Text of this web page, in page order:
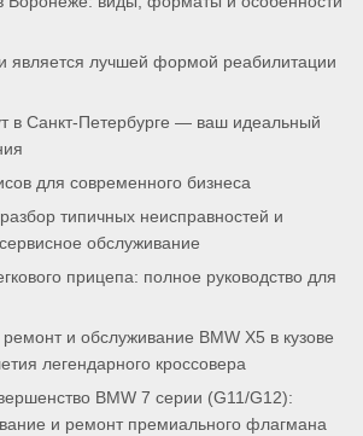
является лучшей формой реабилитации
в Санкт-Петербурге — ваш идеальный
для современного бизнеса
типичных неисправностей и
обслуживание
прицепа: полное руководство для
и обслуживание BMW X5 в кузове
легендарного кроссовера
BMW 7 серии (G11/G12):
и ремонт премиального флагмана